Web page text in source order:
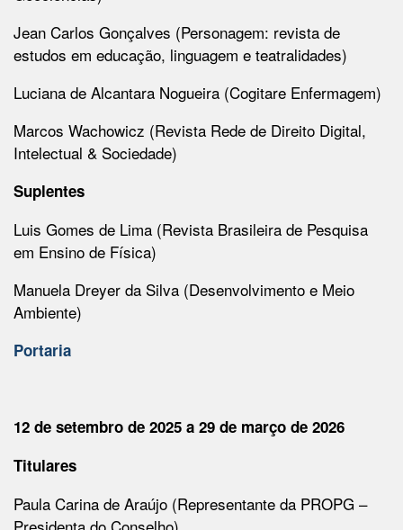
Jean Carlos Gonçalves (Personagem: revista de
estudos em educação, linguagem e teatralidades)
Luciana de Alcantara Nogueira (Cogitare Enfermagem)
Marcos Wachowicz (Revista Rede de Direito Digital,
Intelectual & Sociedade)
Suplentes
Luis Gomes de Lima (Revista Brasileira de Pesquisa
em Ensino de Física)
Manuela Dreyer da Silva (Desenvolvimento e Meio
Ambiente)
Portaria
12 de setembro de 2025 a 29 de março de 2026
Titulares
Paula Carina de Araújo (Representante da PROPG –